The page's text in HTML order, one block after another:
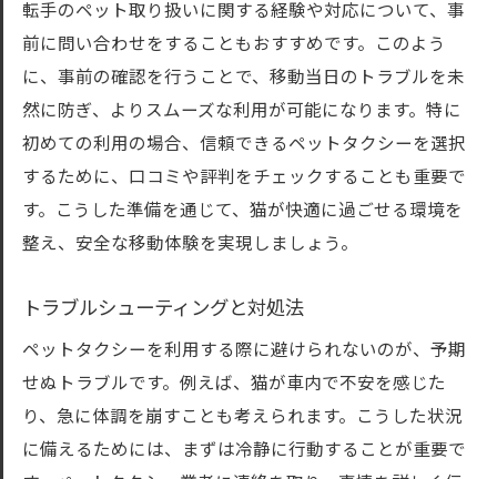
転手のペット取り扱いに関する経験や対応について、事
前に問い合わせをすることもおすすめです。このよう
に、事前の確認を行うことで、移動当日のトラブルを未
然に防ぎ、よりスムーズな利用が可能になります。特に
初めての利用の場合、信頼できるペットタクシーを選択
するために、口コミや評判をチェックすることも重要で
す。こうした準備を通じて、猫が快適に過ごせる環境を
整え、安全な移動体験を実現しましょう。
トラブルシューティングと対処法
ペットタクシーを利用する際に避けられないのが、予期
せぬトラブルです。例えば、猫が車内で不安を感じた
り、急に体調を崩すことも考えられます。こうした状況
に備えるためには、まずは冷静に行動することが重要で